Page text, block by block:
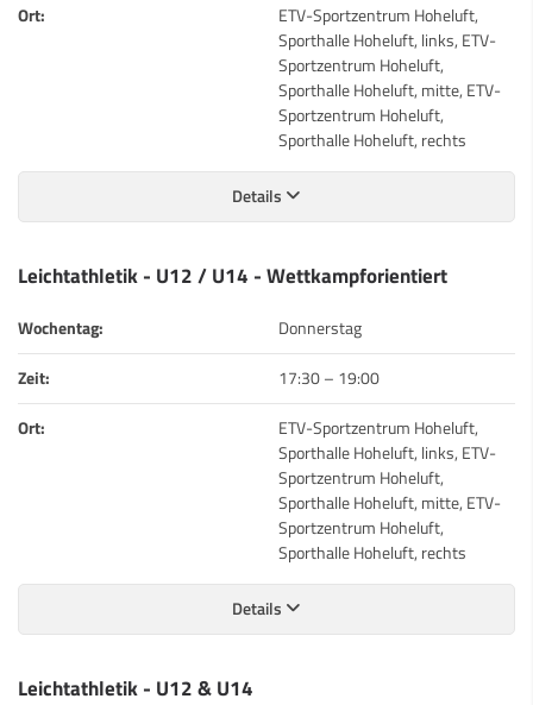
Ort:
ETV-Sportzentrum Hoheluft,
Sporthalle Hoheluft, links, ETV-
Sportzentrum Hoheluft,
Sporthalle Hoheluft, mitte, ETV-
Sportzentrum Hoheluft,
Sporthalle Hoheluft, rechts
Details
Leichtathletik - U12 / U14 - Wettkampforientiert
Wochentag:
Donnerstag
Zeit:
17:30– 19:00
Ort:
ETV-Sportzentrum Hoheluft,
Sporthalle Hoheluft, links, ETV-
Sportzentrum Hoheluft,
Sporthalle Hoheluft, mitte, ETV-
Sportzentrum Hoheluft,
Sporthalle Hoheluft, rechts
Details
Leichtathletik - U12 & U14